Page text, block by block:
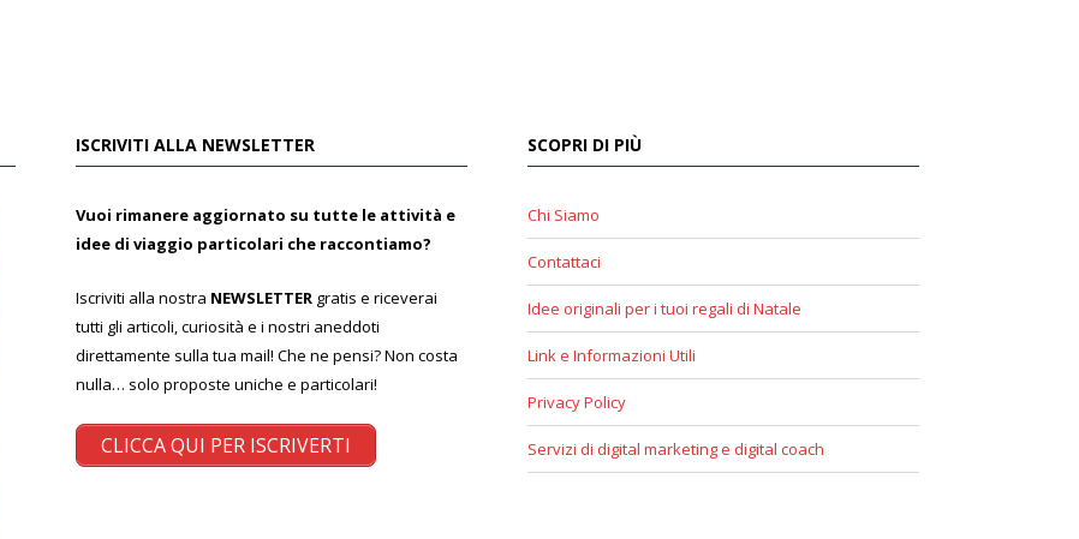
ISCRIVITI ALLA NEWSLETTER
Vuoi rimanere aggiornato su tutte le attività e
idee di viaggio particolari che raccontiamo?
Iscriviti alla nostra NEWSLETTER gratis e riceverai
tutti gli articoli, curiosità e i nostri aneddoti
direttamente sulla tua mail! Che ne pensi? Non costa
nulla… solo proposte uniche e particolari!
CLICCA QUI PER ISCRIVERTI
SCOPRI DI PIÙ
Chi Siamo
Contattaci
Idee originali per i tuoi regali di Natale
Link e Informazioni Utili
Privacy Policy
Servizi di digital marketing e digital coach